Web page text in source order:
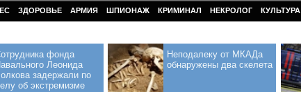
ЗДОРОВЬЕ АРМИЯ ШПИОНАЖ КРИМИНАЛ НЕКРОЛОГ КУЛЬТУРА
фонда
Леонида
задержали по
об экстремизме
Неподалеку от МКАДа
обнаружены два скелета